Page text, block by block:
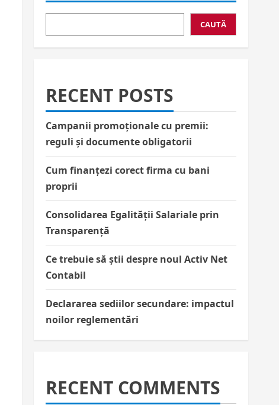
CAUTĂ
RECENT POSTS
Campanii promoționale cu premii:
reguli și documente obligatorii
Cum finanțezi corect firma cu bani
proprii
Consolidarea Egalității Salariale prin
Transparență
Ce trebuie să știi despre noul Activ Net
Contabil
Declararea sediilor secundare: impactul
noilor reglementări
RECENT COMMENTS